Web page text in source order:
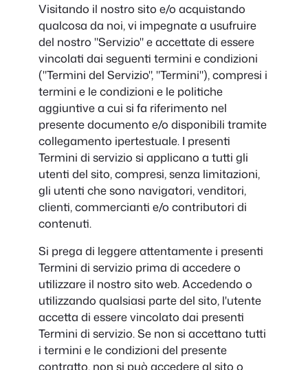
Visitando il nostro sito e/o acquistando
qualcosa da noi, vi impegnate a usufruire
del nostro "Servizio" e accettate di essere
vincolati dai seguenti termini e condizioni
("Termini del Servizio", "Termini"), compresi i
termini e le condizioni e le politiche
aggiuntive a cui si fa riferimento nel
presente documento e/o disponibili tramite
collegamento ipertestuale. I presenti
Termini di servizio si applicano a tutti gli
utenti del sito, compresi, senza limitazioni,
gli utenti che sono navigatori, venditori,
clienti, commercianti e/o contributori di
contenuti.
Si prega di leggere attentamente i presenti
Termini di servizio prima di accedere o
utilizzare il nostro sito web. Accedendo o
utilizzando qualsiasi parte del sito, l'utente
accetta di essere vincolato dai presenti
Termini di servizio. Se non si accettano tutti
i termini e le condizioni del presente
contratto, non si può accedere al sito o